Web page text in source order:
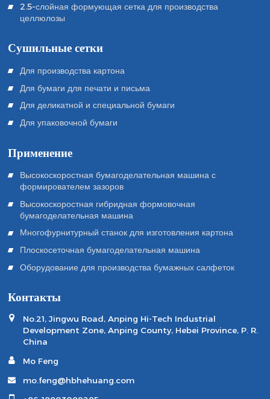
2.5-слойная формующая сетка для производства
целлюлозы
Сушильные сетки
Для производства картона
Для бумаги для печати и письма
Для деликатной и специальной бумаги
Для упаковочной бумаги
Применение
Высокоскоростная бумагоделательная машина с
формирователем зазоров
Высокоскоростная гибридная формовочная
бумагоделательная машина
Многофурнитурный станок для изготовления картона
Плоскосеточная бумагоделательная машина
Оборудование для производства бумажных салфеток
Контакты
No.21, Jingwu Road, Anping Hi-Tech Industrial
Development Zone, Anping County, Hebei Province, P. R.
China
Mo Feng
mo.feng@hbhehuang.com